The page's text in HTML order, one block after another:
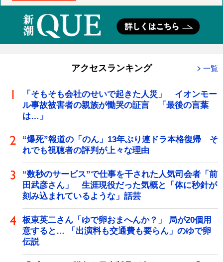
アクセスランキング 一覧
「そもそも会社のせいで起きた人災」 イオンモー
ル事故被害者の親族が慟哭の証言 「最後の言葉
は…」
“爆死”報道の「のん」13年ぶり連ドラ本格復帰 そ
れでも視聴者の評判が上々な理由
“数秒のサービス”で仕事を干された人気司会者「前
田武彦さん」 生涯現役だった気概と「体に秒針が
刻み込まれているような」話芸
板東英二さん「ゆで卵おまへんか？」 局が20個用
意すると… 「出演料も交通費も要らん」のゆで卵
伝説